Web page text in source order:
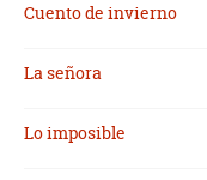
Cuento de invierno
La señora
Lo imposible